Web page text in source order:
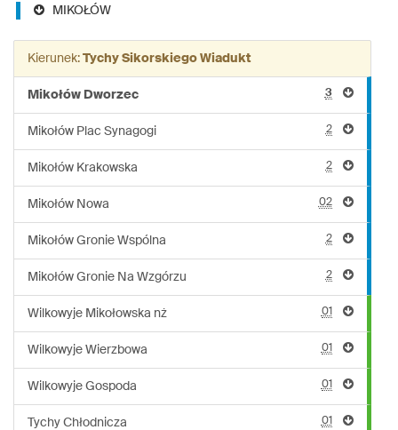
MIKOŁÓW
Kierunek: Tychy Sikorskiego Wiadukt
Mikołów Dworzec 3
Mikołów Plac Synagogi 2
Mikołów Krakowska 2
Mikołów Nowa 02
Mikołów Gronie Wspólna 2
Mikołów Gronie Na Wzgórzu 2
Wilkowyje Mikołowska nż 01
Wilkowyje Wierzbowa 01
Wilkowyje Gospoda 01
Tychy Chłodnicza 01